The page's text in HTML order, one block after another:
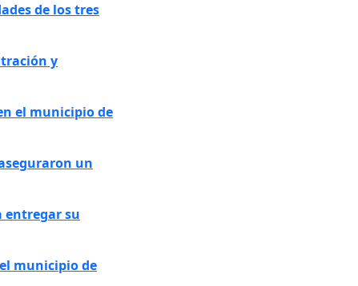
de los tres
y
el municipio de
un
entregar su
municipio de